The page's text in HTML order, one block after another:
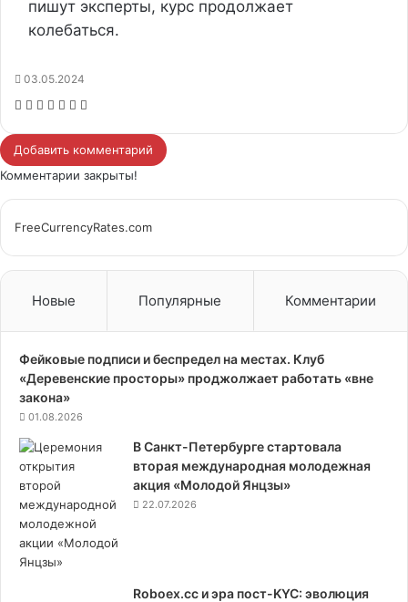
пишут эксперты, курс продолжает
колебаться.
03.05.2024
F
c
b
o
T
t
e
В
т
а
е
О
к
л
с
и
и
W
s
A
T
g
r
m
т
а
ь
Добавить комментарий
Комментарии закрыты!
FreeCurrencyRates.com
Новые Популярные Комментарии
Фейковые подписи и беспредел на местах. Клуб
«Деревенские просторы» проджолжает работать «вне
закона»
01.08.2026
В Санкт-Петербурге стартовала
вторая международная молодежная
акция «Молодой Янцзы»
22.07.2026
Roboex.cc и эра пост-KYC: эволюция